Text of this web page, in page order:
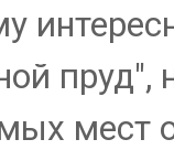
пруд",
мест